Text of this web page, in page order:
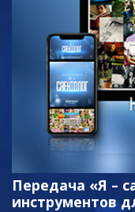
Передача «Я –
инструментов